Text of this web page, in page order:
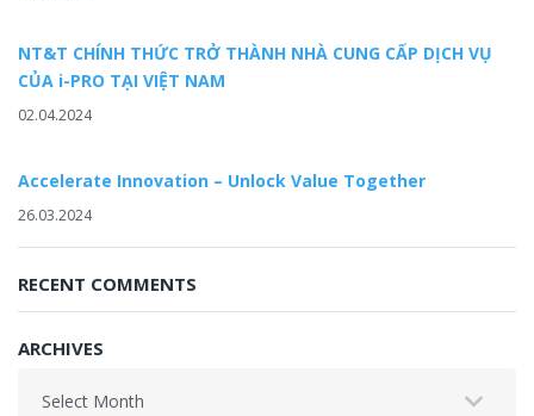
NT&T CHÍNH THỨC TRỞ THÀNH NHÀ CUNG CẤP DỊCH VỤ
CỦA i-PRO TẠI VIỆT NAM
02.04.2024
Accelerate Innovation – Unlock Value Together
26.03.2024
RECENT COMMENTS
ARCHIVES